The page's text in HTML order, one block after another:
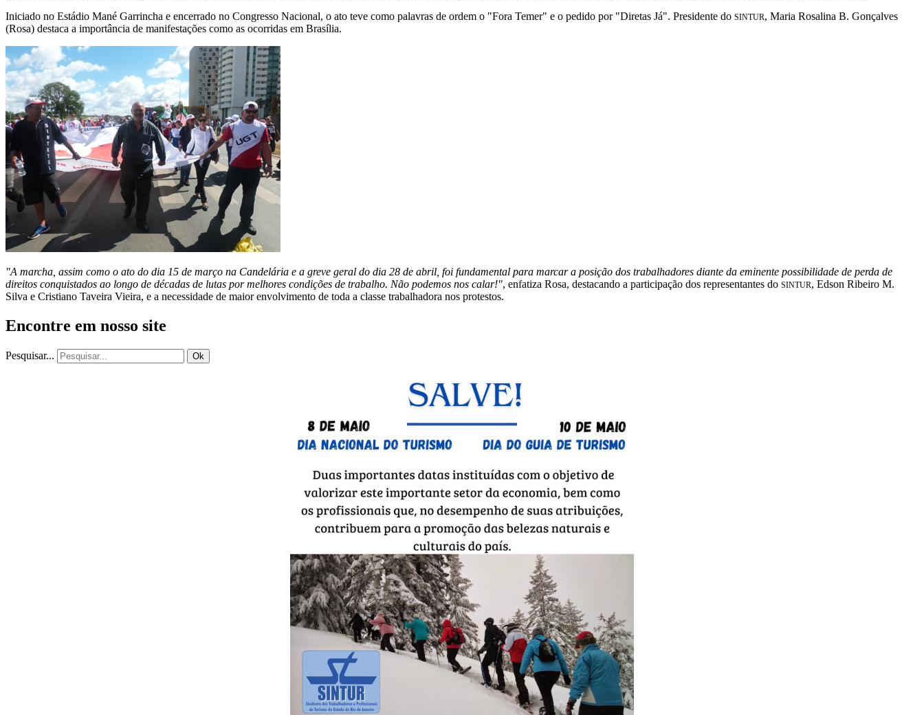
Iniciado no Estádio Mané Garrincha e encerrado no Congresso Nacional, o ato teve como palavras de ordem o "Fora Temer" e o pedido por "Diretas Já". Presidente do SINTUR, Maria Rosalina B. Gonçalves
(Rosa) destaca a importância de manifestações como as ocorridas em Brasília.
"A marcha, assim como o ato do dia 15 de março na Candelária e a greve geral do dia 28 de abril, foi fundamental para marcar a posição dos trabalhadores diante da eminente possibilidade de perda de
direitos conquistados ao longo de décadas de lutas por melhores condições de trabalho. Não podemos nos calar!", enfatiza Rosa, destacando a participação dos representantes do SINTUR, Edson Ribeiro M.
Silva e Cristiano Taveira Vieira, e a necessidade de maior envolvimento de toda a classe trabalhadora nos protestos.
Encontre em nosso site
Pesquisar... Ok